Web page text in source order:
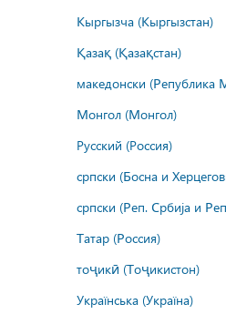
Кыргызча (Кыргызстан)
Қазақ (Қазақстан)
македонски (Република
Монгол (Монгол)
Русский (Россия)
српски (Босна и
српски (Реп. Србија и
Татар (Россия)
тоҷикӣ (Тоҷикистон)
Українська (Україна)